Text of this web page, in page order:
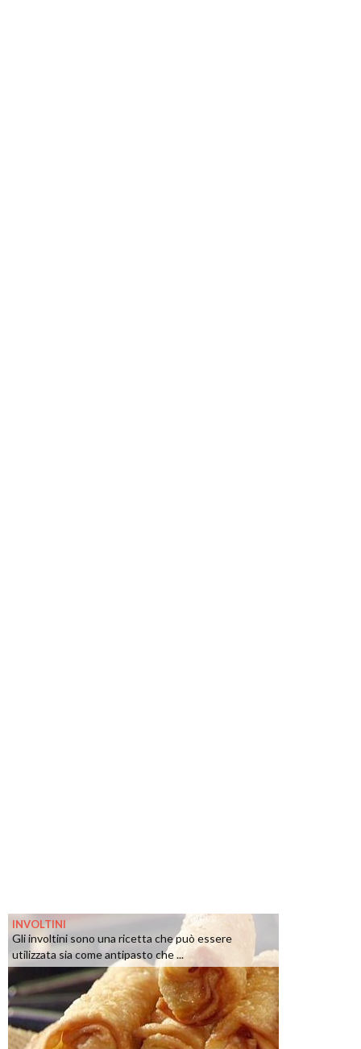
INVOLTINI
Gli involtini sono una ricetta che può essere
utilizzata sia come antipasto che ...